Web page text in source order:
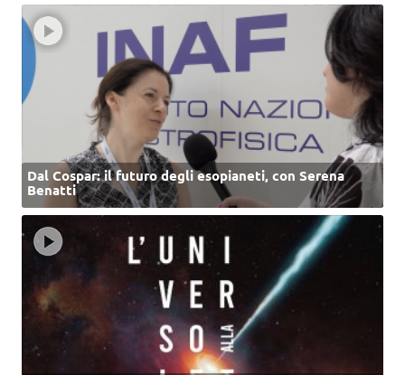
Dal Cospar: il futuro degli esopianeti, con Serena
Benatti